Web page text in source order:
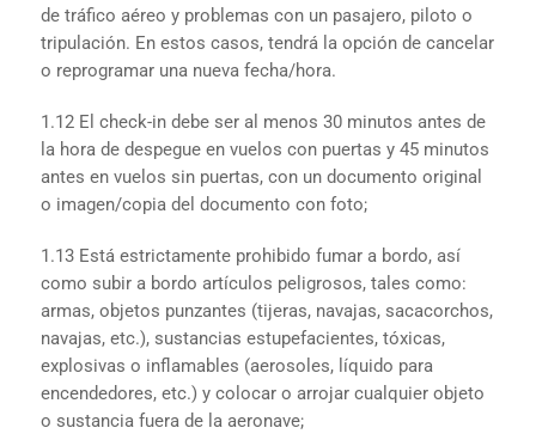
de tráfico aéreo y problemas con un pasajero, piloto o
tripulación. En estos casos, tendrá la opción de cancelar
o reprogramar una nueva fecha/hora.
1.12 El check-in debe ser al menos 30 minutos antes de
la hora de despegue en vuelos con puertas y 45 minutos
antes en vuelos sin puertas, con un documento original
o imagen/copia del documento con foto;
1.13 Está estrictamente prohibido fumar a bordo, así
como subir a bordo artículos peligrosos, tales como:
armas, objetos punzantes (tijeras, navajas, sacacorchos,
navajas, etc.), sustancias estupefacientes, tóxicas,
explosivas o inflamables (aerosoles, líquido para
encendedores, etc.) y colocar o arrojar cualquier objeto
o sustancia fuera de la aeronave;